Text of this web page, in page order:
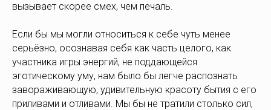
вызывает скорее смех, чем печаль.
Если бы мы могли относиться к себе чуть менее
серьёзно, осознавая себя как часть целого, как
участника игры энергий, не поддающейся
эготическому уму, нам было бы легче распознать
завораживающую, удивительную красоту бытия с его
приливами и отливами. Мы бы не тратили столько сил,